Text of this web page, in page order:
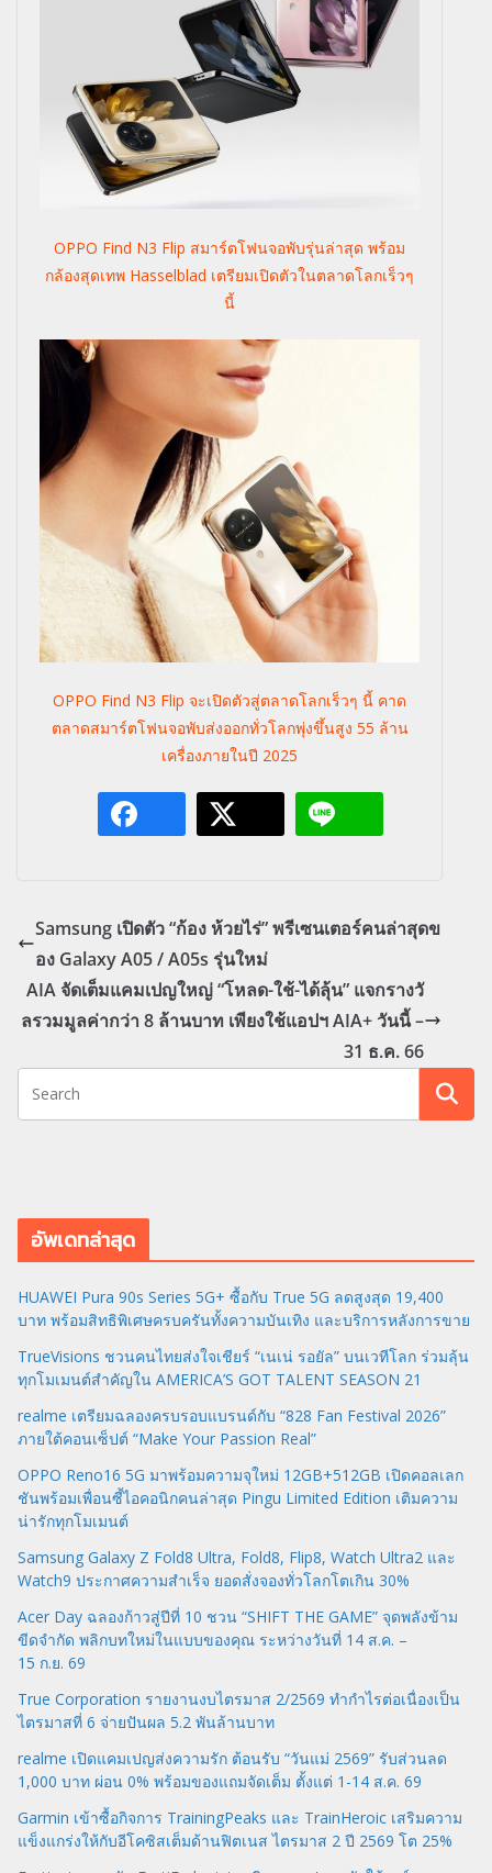
OPPO Find N3 Flip สมาร์ตโฟนจอพับรุ่นล่าสุด พร้อม
กล้องสุดเทพ Hasselblad เตรียมเปิดตัวในตลาดโลกเร็วๆ
นี้
OPPO Find N3 Flip จะเปิดตัวสู่ตลาดโลกเร็วๆ นี้ คาด
ตลาดสมาร์ตโฟนจอพับส่งออกทั่วโลกพุ่งขึ้นสูง 55 ล้าน
เครื่องภายในปี 2025
Samsung เปิดตัว “ก้อง ห้วยไร่” พรีเซนเตอร์คนล่าสุดข
อง Galaxy A05 / A05s รุ่นใหม่
AIA จัดเต็มแคมเปญใหญ่ “โหลด-ใช้-ได้ลุ้น” แจกรางวั
ลรวมมูลค่ากว่า 8 ล้านบาท เพียงใช้แอปฯ AIA+ วันนี้ –
31 ธ.ค. 66
อัพเดทล่าสุด
HUAWEI Pura 90s Series 5G+ ซื้อกับ True 5G ลดสูงสุด 19,400
บาท พร้อมสิทธิพิเศษครบครันทั้งความบันเทิง และบริการหลังการขาย
TrueVisions ชวนคนไทยส่งใจเชียร์ “เนเน่ รอยัล” บนเวทีโลก ร่วมลุ้น
ทุกโมเมนต์สำคัญใน AMERICA’S GOT TALENT SEASON 21
realme เตรียมฉลองครบรอบแบรนด์กับ “828 Fan Festival 2026”
ภายใต้คอนเซ็ปต์ “Make Your Passion Real”
OPPO Reno16 5G มาพร้อมความจุใหม่ 12GB+512GB เปิดคอลเลก
ชันพร้อมเพื่อนซี้ไอคอนิกคนล่าสุด Pingu Limited Edition เติมความ
น่ารักทุกโมเมนต์
Samsung Galaxy Z Fold8 Ultra, Fold8, Flip8, Watch Ultra2 และ
Watch9 ประกาศความสำเร็จ ยอดสั่งจองทั่วโลกโตเกิน 30%
Acer Day ฉลองก้าวสู่ปีที่ 10 ชวน “SHIFT THE GAME” จุดพลังข้าม
ขีดจำกัด พลิกบทใหม่ในแบบของคุณ ระหว่างวันที่ 14 ส.ค. –
15 ก.ย. 69
True Corporation รายงานงบไตรมาส 2/2569 ทำกำไรต่อเนื่องเป็น
ไตรมาสที่ 6 จ่ายปันผล 5.2 พันล้านบาท
realme เปิดแคมเปญส่งความรัก ต้อนรับ “วันแม่ 2569” รับส่วนลด
1,000 บาท ผ่อน 0% พร้อมของแถมจัดเต็ม ตั้งแต่ 1-14 ส.ค. 69
Garmin เข้าซื้อกิจการ TrainingPeaks และ TrainHeroic เสริมความ
แข็งแกร่งให้กับอีโคซิสเต็มด้านฟิตเนส ไตรมาส 2 ปี 2569 โต 25%